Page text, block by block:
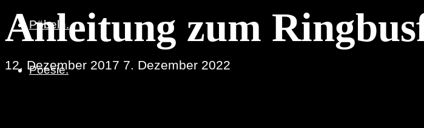
Pöbeln.
Poesie.
Anleitung zum
12. Dezember 2017 7. Dezember 2022